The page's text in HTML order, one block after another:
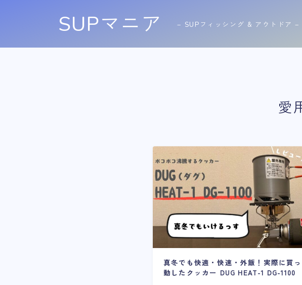
SUPマニア − SUPフィッシング & アウトドア −
愛
真冬でも快適・快速・外飯！実際に買
動したクッカー DUG HEAT-1 DG-1100